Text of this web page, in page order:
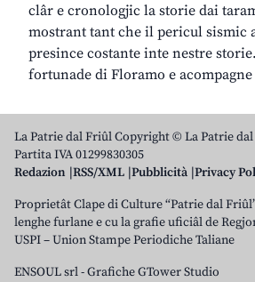
clâr e cronologjic la storie dai
mostrant tant che il pericul sismic
presince costante inte nestre
fortunade di Floramo e
La Patrie dal Friûl Copyright © La Patrie
Partita IVA 01299830305
Redazion RSS/XML Pubblicità Privacy
Proprietât Clape di Culture “Patrie dal
lenghe furlane e cu la grafie uficiâl de
USPI – Union Stampe Periodiche Taliane
ENSOUL srl-Grafiche GTower Studio